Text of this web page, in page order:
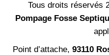
Tous droits réservés
Pompage Fosse
Point d’attache, 93110